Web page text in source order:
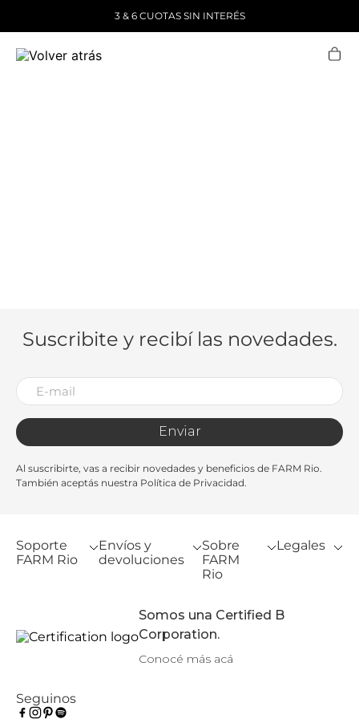
3 & 6 CUOTAS SIN INTERÉS
Suscribite y recibí las novedades.
Enviar
Al suscribirte, vas a recibir novedades y beneficios de FARM Rio.
También aceptás nuestra Política de Privacidad.
Soporte
FARM Rio
Envíos y
devoluciones
Sobre
FARM
Rio
Legales
Somos una Certified B
Corporation.
Conocé más acá
Seguinos